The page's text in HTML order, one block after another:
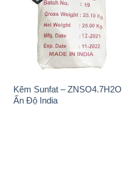
Kẽm Sunfat – ZNSO4.7H2O
Ấn Độ India